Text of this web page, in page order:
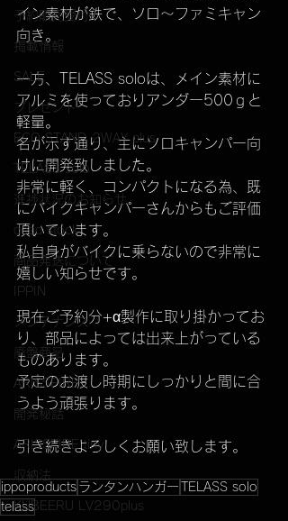
予約販売受付
掲載情報
SALE
プレゼント
ECO STAND 2WAY plus
TELASS solo
進捗状況のお知らせ
dead stock
商品発送について
IPPIN
メンテナンス
廃盤商品
ARISSFIRE
開発秘話
ARISSFIRE tiny
収納法
KUBEERU LV290plus
イン素材が鉄で、ソロ～ファミキャン
向き。
一方、TELASS soloは、メイン素材に
アルミを使っておりアンダー500ｇと
軽量。
名が示す通り、主にソロキャンパー向
けに開発致しました。
非常に軽く、コンパクトになる為、既
にバイクキャンパーさんからもご評価
頂いています。
私自身がバイクに乗らないので非常に
嬉しい知らせです。
現在ご予約分+α製作に取り掛かってお
り、部品によっては出来上がっている
ものあります。
予定のお渡し時期にしっかりと間に合
うよう頑張ります。
引き続きよろしくお願い致します。
ippoproducts ランタンハンガー TELASS solo
telass